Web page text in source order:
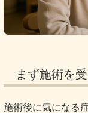
まず施術を
施術後に気になる